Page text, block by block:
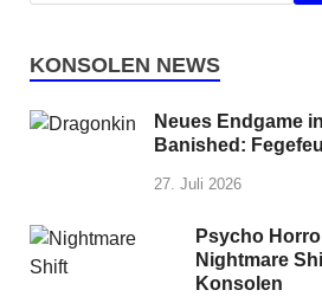
KONSOLEN NEWS
Neues Endgame
Banished:
27. Juli 2026
Psycho
Nightmare
Konsolen